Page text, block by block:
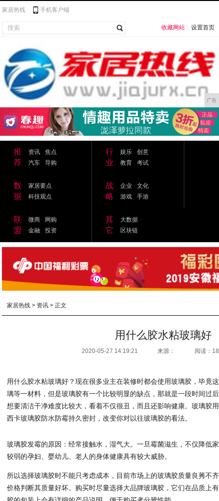
家居热线 手机客户端
收藏网站 设置首页
广告
推
荐
资讯
焦点
汽车
导购
行
业
娱乐
创意
教育
考试
数
据
家居要点
科技观点
战
略
企业
文化
游戏
手游
联
盟
微商
网购
金融
投资
其
它
大数据
区块链
家居热线 > 资讯 > 正文
用什么胶水粘玻璃好
2020-05-27 14:19:21 来源： 阅读：
用什么胶水粘玻璃好？现在很多业主在装修时都会使用玻璃胶，毕竟
璃等一材料，但是玻璃胶有一个比较明显的缺点，那就是一段时间过
想要清洁干净难度比较大，看着不仅很丑，而且还影响健康。玻璃胶
西卡玻璃胶防水防霉持久密封，改变你对以往玻璃胶的看法。
玻璃胶发霉的原因：经常接触水，湿气大。一旦霉菌滋生，不仅降低
较弱的孕妇、婴幼儿、老人的身体健康具有较大威胁。
所以选择玻璃胶时不能只考虑成本，目前市场上的玻璃胶质量良莠不
价格判断其质量好坏。购买时尽量选择大品牌玻璃胶，它们在品质上